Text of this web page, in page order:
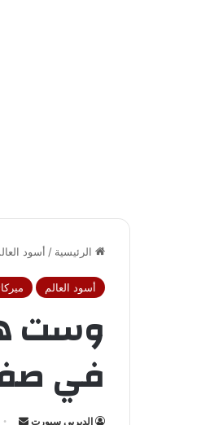
الرئيسية / أسود
أسود العالم
وست
في
الديربي سبورت